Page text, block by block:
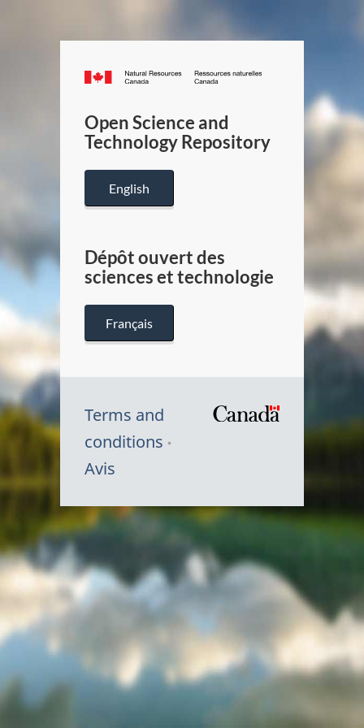
Canada.ca
/
Canada
Open Science and
Technology Repository
English
Dépôt ouvert des
sciences et technologie
Français
Terms and
conditions
Avis
Symbole
du